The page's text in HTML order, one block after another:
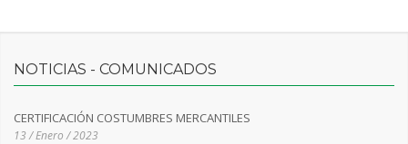
NOTICIAS - COMUNICADOS
CERTIFICACIÓN COSTUMBRES MERCANTILES
13 / Enero / 2023